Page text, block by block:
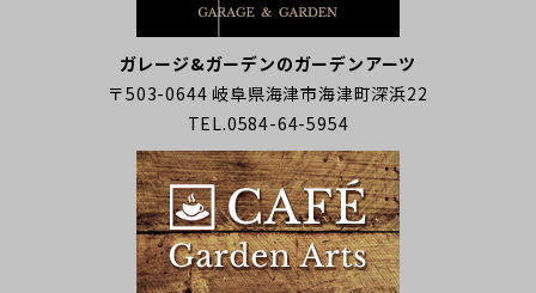
ガレージ&ガーデンのガーデンアーツ
〒503-0644 岐阜県海津市海津町深浜22
TEL.0584-64-5954